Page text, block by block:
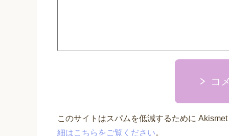
コ
このサイトはスパムを低減するために
細はこちらをご覧ください。